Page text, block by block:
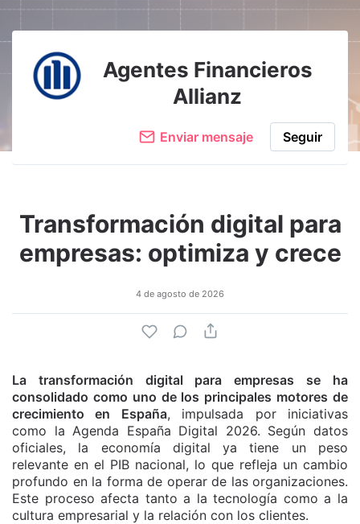
Agentes Financieros
Allianz
Enviar mensaje Seguir
Transformación digital para
empresas: optimiza y crece
4 de agosto de 2026
La transformación digital para empresas se ha
consolidado como uno de los principales motores de
crecimiento en España, impulsada por iniciativas
como la Agenda España Digital 2026. Según datos
oficiales, la economía digital ya tiene un peso
relevante en el PIB nacional, lo que refleja un cambio
profundo en la forma de operar de las organizaciones.
Este proceso afecta tanto a la tecnología como a la
cultura empresarial y la relación con los clientes.